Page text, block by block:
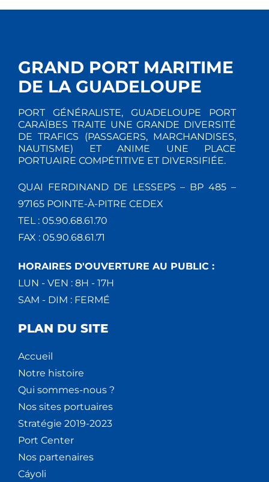
GRAND PORT MARITIME
DE LA GUADELOUPE
PORT GÉNÉRALISTE, GUADELOUPE PORT
CARAÏBES TRAITE UNE GRANDE DIVERSITÉ
DE TRAFICS (PASSAGERS, MARCHANDISES,
NAUTISME) ET ANIME UNE PLACE
PORTUAIRE COMPÉTITIVE ET DIVERSIFIÉE.
QUAI FERDINAND DE LESSEPS – BP 485 –
97165 POINTE-À-PITRE CEDEX
TEL : 05.90.68.61.70
FAX : 05.90.68.61.71
HORAIRES D'OUVERTURE AU PUBLIC :
LUN - VEN : 8H - 17H
SAM - DIM : FERMÉ
PLAN DU SITE
Accueil
Notre histoire
Qui sommes-nous ?
Nos sites portuaires
Stratégie 2019-2023
Port Center
Nos partenaires
Cáyoli